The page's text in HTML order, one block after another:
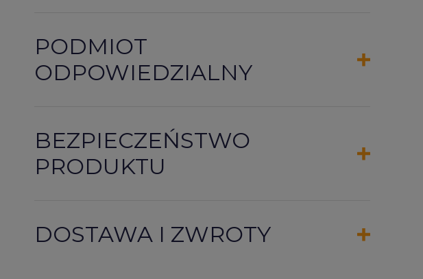
PODMIOT
ODPOWIEDZIALNY
BEZPIECZEŃSTWO
PRODUKTU
DOSTAWA I ZWROTY